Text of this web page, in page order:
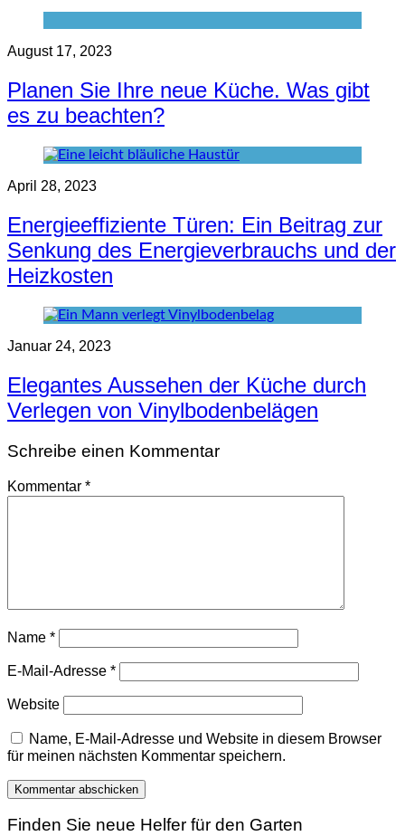
August 17, 2023
Planen Sie Ihre neue Küche. Was gibt
es zu beachten?
April 28, 2023
Energieeffiziente Türen: Ein Beitrag zur
Senkung des Energieverbrauchs und der
Heizkosten
Januar 24, 2023
Elegantes Aussehen der Küche durch
Verlegen von Vinylbodenbelägen
Schreibe einen Kommentar
Kommentar *
Name *
E-Mail-Adresse *
Website
Name, E-Mail-Adresse und Website in diesem Browser
für meinen nächsten Kommentar speichern.
Finden Sie neue Helfer für den Garten